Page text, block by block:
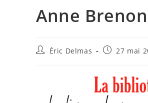
Anne
Auteur/autrice
Éric Delmas
Publication
27 mai